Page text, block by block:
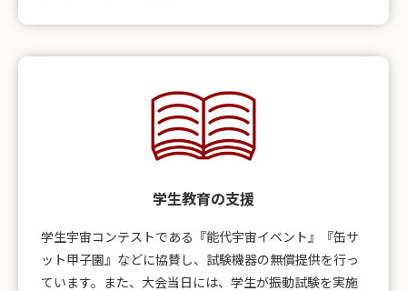
学生教育の支援
学生宇宙コンテストである『能代宇宙イベント』『缶サ
ット甲子園』などに協賛し、試験機器の無償提供を行っ
ています。また、大会当日には、学生が振動試験を実施